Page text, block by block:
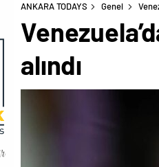
ANKARA TODAYS Genel
alındı